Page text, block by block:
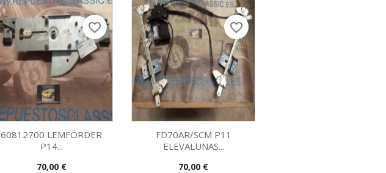
Vista rápida
60812700 LEMFÖRDER
P14...
Precio
70,00 €
favorite_border
Vista rápida
FD70AR/SCM P11
ELEVALUNAS...
Precio
70,00 €
favorite_border